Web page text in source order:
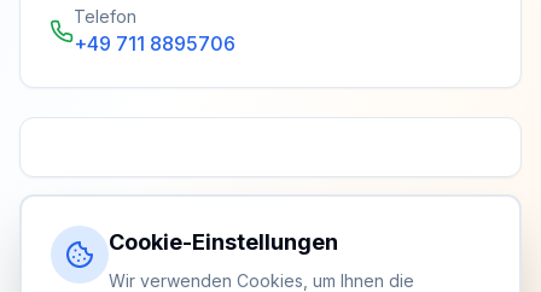
Telefon
+49 711 8895706
Cookie-Einstellungen
Wir verwenden Cookies, um Ihnen die